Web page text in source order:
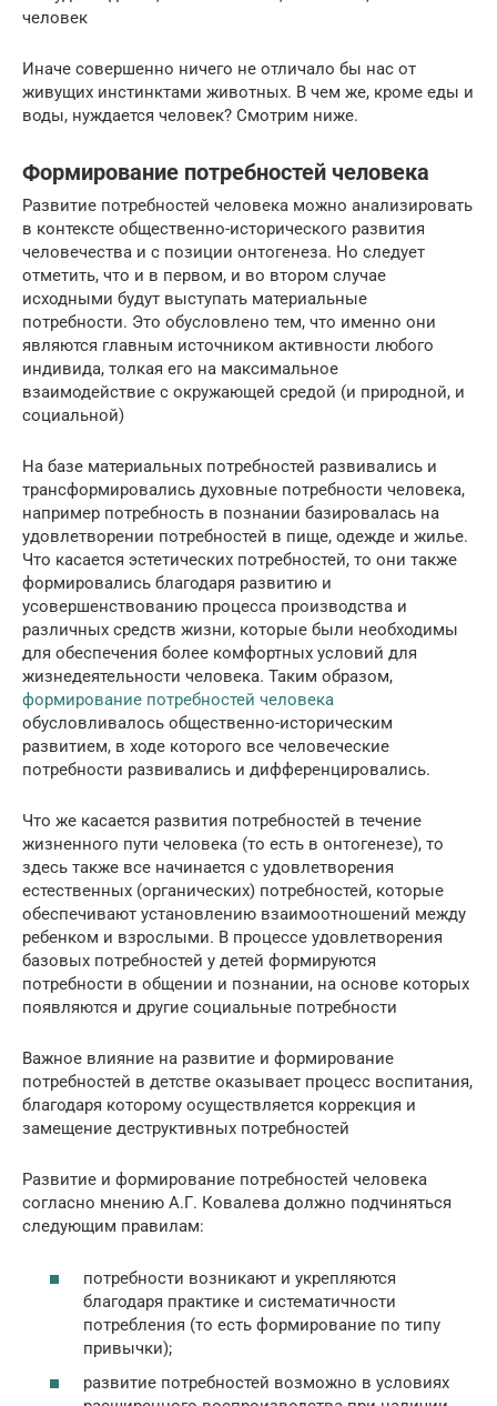
человек
Иначе совершенно ничего не отличало бы нас от
живущих инстинктами животных. В чем же, кроме еды и
воды, нуждается человек? Смотрим ниже.
Формирование потребностей человека
Развитие потребностей человека можно анализировать
в контексте общественно-исторического развития
человечества и с позиции онтогенеза. Но следует
отметить, что и в первом, и во втором случае
исходными будут выступать материальные
потребности. Это обусловлено тем, что именно они
являются главным источником активности любого
индивида, толкая его на максимальное
взаимодействие с окружающей средой (и природной, и
социальной)
На базе материальных потребностей развивались и
трансформировались духовные потребности человека,
например потребность в познании базировалась на
удовлетворении потребностей в пище, одежде и жилье.
Что касается эстетических потребностей, то они также
формировались благодаря развитию и
усовершенствованию процесса производства и
различных средств жизни, которые были необходимы
для обеспечения более комфортных условий для
жизнедеятельности человека. Таким образом,
формирование потребностей человека
обусловливалось общественно-историческим
развитием, в ходе которого все человеческие
потребности развивались и дифференцировались.
Что же касается развития потребностей в течение
жизненного пути человека (то есть в онтогенезе), то
здесь также все начинается с удовлетворения
естественных (органических) потребностей, которые
обеспечивают установлению взаимоотношений между
ребенком и взрослыми. В процессе удовлетворения
базовых потребностей у детей формируются
потребности в общении и познании, на основе которых
появляются и другие социальные потребности
Важное влияние на развитие и формирование
потребностей в детстве оказывает процесс воспитания,
благодаря которому осуществляется коррекция и
замещение деструктивных потребностей
Развитие и формирование потребностей человека
согласно мнению А.Г. Ковалева должно подчиняться
следующим правилам:
потребности возникают и укрепляются
благодаря практике и систематичности
потребления (то есть формирование по типу
привычки);
развитие потребностей возможно в условиях